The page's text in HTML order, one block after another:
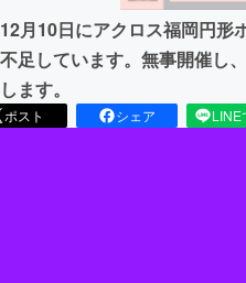
月10日にアクロス福岡円形
足しています。無事開催し
ます。
ポスト シェア LINE